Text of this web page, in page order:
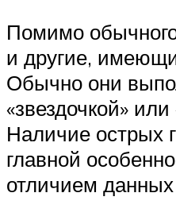
Помимо
и другие,
Обычно они
«звездочкой»
Наличие острых
главной
отличием